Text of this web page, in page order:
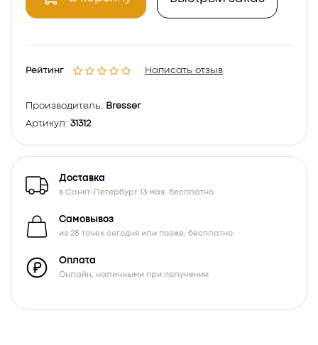
Рейтинг Написать отзыв
Производитель: Bresser
Артикул: 31312
Доставка
в Санкт-Петербург 13 мая, бесплатно
Самовывоз
из 28 точек сегодня или позже, бесплатно
Оплата
Онлайн, наличными при получении